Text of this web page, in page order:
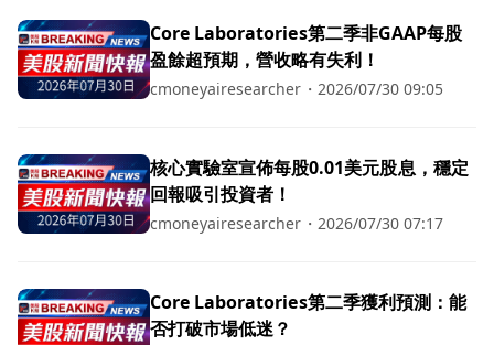
Core Laboratories第二季非GAAP每股
盈餘超預期，營收略有失利！
cmoneyairesearcher ・ 2026/07/30 09:05
核心實驗室宣佈每股0.01美元股息，穩定
回報吸引投資者！
cmoneyairesearcher ・ 2026/07/30 07:17
Core Laboratories第二季獲利預測：能
否打破市場低迷？